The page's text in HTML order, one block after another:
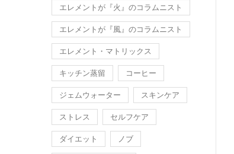
エレメントが『火』のコラムニスト
エレメントが『風』のコラムニスト
エレメント・マトリックス
キッチン蒸留 コーヒー
ジェムウォーター スキンケア
ストレス セルフケア
ダイエット ノブ